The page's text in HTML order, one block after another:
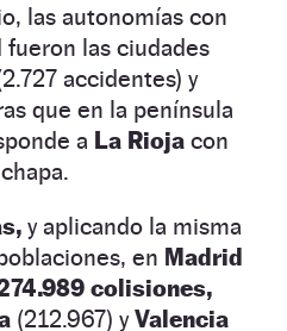
las autonomías con
fueron las ciudades
accidentes) y
que en la península
a La Rioja con
y aplicando la misma
en Madrid
colisiones,
(212.967) yValencia